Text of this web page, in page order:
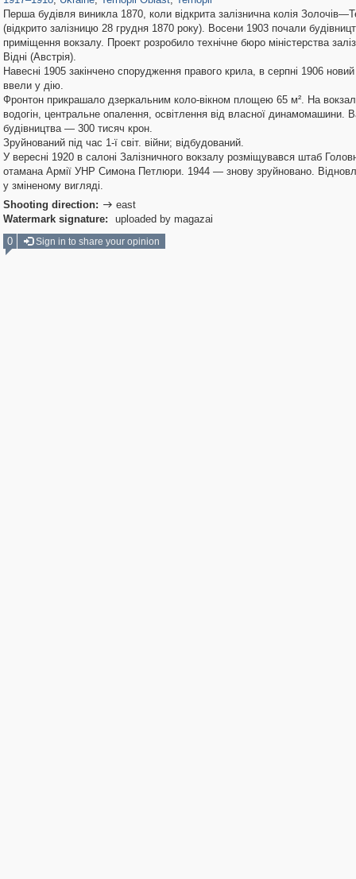
Перша будівля виникла 1870, коли відкрита залізнична колія
(відкрито залізницю 28 грудня 1870 року). Восени 1903 почали
примі­щення вокзалу. Проект розробило технічне бюро міністерства
Відні (Австрія).
Навесні 1905 закінчено спорудження правого крила, в серпні 1906
ввели у дію.
Фронтон прикрашало дзеркальним коло-вікном площею 65 м². На
водогін, центральне опалення, освітлення від власної динамомашини.
будівництва — 300 тисяч крон.
Зруйнований під час 1-ї світ. війни; відбудований.
У вересні 1920 в салоні Залізничного вокзалу розміщувався штаб
отамана Армії УНР Симона Петлюри. 1944 — знову зруйновано.
у зміненому вигляді.
Shooting direction:  east
Watermark signature:
uploaded by magazai
0
Sign in to share your opinion